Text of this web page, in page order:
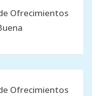
Ofrecimientos
Ofrecimientos